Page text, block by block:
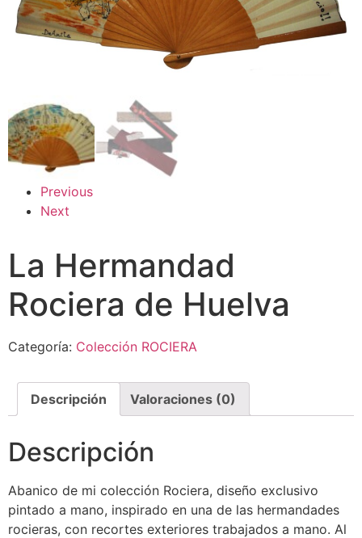
Previous
Next
La Hermandad
Rociera de Huelva
Categoría: Colección ROCIERA
Descripción Valoraciones (0)
Descripción
Abanico de mi colección Rociera, diseño exclusivo
pintado a mano, inspirado en una de las hermandades
rocieras, con recortes exteriores trabajados a mano. Al